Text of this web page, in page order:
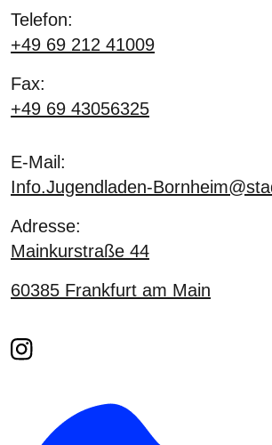
Telefon:
+49 69 212 41009
Fax:
+49 69 43056325
E-Mail:
Info.Jugendladen-
Adresse:
Mainkurstraße 44
60385 Frankfurt am Main
Instagram